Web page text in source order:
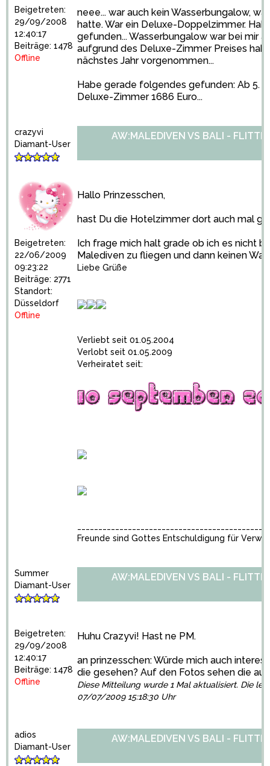
Beigetreten:
29/09/2008
12:40:17
Beiträge: 1478
Offline
neee... war auch kein Wasserbungalow,
hatte. War ein Deluxe-Doppelzimmer.
gefunden... Wasserbungalow war bei mir
aufgrund des Deluxe-Zimmer Preises
nächstes Jahr vorgenommen...
Habe gerade folgendes gefunden: Ab 5.
Deluxe-Zimmer 1686 Euro...
crazyvi
Diamant-User
Beigetreten:
22/06/2009
09:23:22
Beiträge: 2771
Standort:
Düsseldorf
Offline
AW:MALEDIVEN VS BALI -
Hallo Prinzesschen,
hast Du die Hotelzimmer dort auch mal
Ich frage mich halt grade ob ich es nicht
Malediven zu fliegen und dann keinen
Liebe Grüße
Verliebt seit 01.05.2004
Verlobt seit 01.05.2009
Verheiratet seit:
Freunde sind Gottes Entschuldigung für
Summer
Diamant-User
Beigetreten:
29/09/2008
12:40:17
Beiträge: 1478
Offline
AW:MALEDIVEN VS BALI -
Huhu Crazyvi! Hast ne PM.
an prinzesschen: Würde mich auch
die gesehen? Auf den Fotos sehen die
Diese Mitteilung wurde 1 Mal aktualisiert. Die
07/07/2009 15:18:30 Uhr
adios
Diamant-User
AW:MALEDIVEN VS BALI -